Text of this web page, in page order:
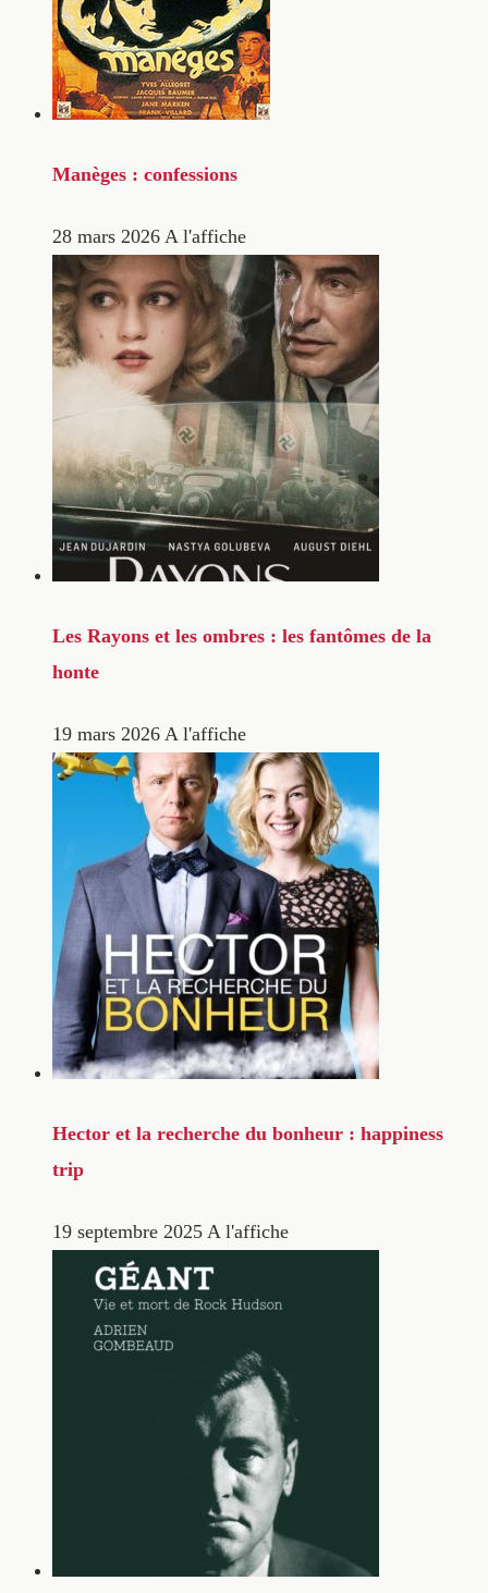
Manèges : confessions
28 mars 2026 A l'affiche
Les Rayons et les ombres : les fantômes de la
honte
19 mars 2026 A l'affiche
Hector et la recherche du bonheur : happiness
trip
19 septembre 2025 A l'affiche